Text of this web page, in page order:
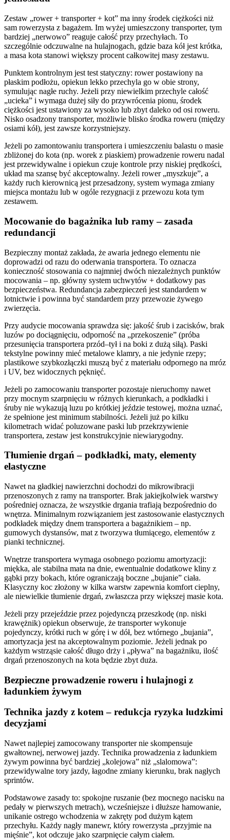
Zestaw „rower + transporter + kot” ma inny środek ciężkości niż
sam rowerzysta z bagażem. Im wyżej umieszczony transporter, tym
bardziej „nerwowo” reaguje całość przy przechyłach. To
szczególnie odczuwalne na hulajnogach, gdzie baza kół jest krótka,
a masa kota stanowi większy procent całkowitej masy zestawu.
Punktem kontrolnym jest test statyczny: rower postawiony na
płaskim podłożu, opiekun lekko przechyla go w obie strony,
symulując nagłe ruchy. Jeżeli przy niewielkim przechyle całość
„ucieka” i wymaga dużej siły do przywrócenia pionu, środek
ciężkości jest ustawiony za wysoko lub zbyt daleko od osi roweru.
Nisko osadzony transporter, możliwie blisko środka roweru (między
osiami kół), jest zawsze korzystniejszy.
Jeżeli po zamontowaniu transportera i umieszczeniu balastu o masie
zbliżonej do kota (np. worek z piaskiem) prowadzenie roweru nadal
jest przewidywalne i opiekun czuje kontrole przy niskiej prędkości,
układ ma szansę być akceptowalny. Jeżeli rower „myszkuje”, a
każdy ruch kierownicą jest przesadzony, system wymaga zmiany
miejsca montażu lub w ogóle rezygnacji z przewozu kota tym
zestawem.
Mocowanie do bagażnika lub ramy – zasada
redundancji
Bezpieczny montaż zakłada, że awaria jednego elementu nie
doprowadzi od razu do oderwania transportera. To oznacza
konieczność stosowania co najmniej dwóch niezależnych punktów
mocowania – np. główny system uchwytów + dodatkowy pas
bezpieczeństwa. Redundancja zabezpieczeń jest standardem w
lotnictwie i powinna być standardem przy przewozie żywego
zwierzęcia.
Przy audycie mocowania sprawdza się: jakość śrub i zacisków, brak
luzów po dociągnięciu, odporność na „przekoszenie” (próba
przesunięcia transportera przód–tył i na boki z dużą siłą). Paski
tekstylne powinny mieć metalowe klamry, a nie jedynie rzepy;
plastikowe szybkozłączki muszą być z materiału odpornego na mróz
i UV, bez widocznych pęknięć.
Jeżeli po zamocowaniu transporter pozostaje nieruchomy nawet
przy mocnym szarpnięciu w różnych kierunkach, a podkładki i
śruby nie wykazują luzu po krótkiej jeździe testowej, można uznać,
że spełnione jest minimum stabilności. Jeżeli już po kilku
kilometrach widać poluzowane paski lub przekrzywienie
transportera, zestaw jest konstrukcyjnie niewiarygodny.
Tłumienie drgań – podkładki, maty, elementy
elastyczne
Nawet na gładkiej nawierzchni dochodzi do mikrowibracji
przenoszonych z ramy na transporter. Brak jakiejkolwiek warstwy
pośredniej oznacza, że wszystkie drgania trafiają bezpośrednio do
wnętrza. Minimalnym rozwiązaniem jest zastosowanie elastycznych
podkładek między dnem transportera a bagażnikiem – np.
gumowych dystansów, mat z tworzywa tłumiącego, elementów z
pianki technicznej.
Wnętrze transportera wymaga osobnego poziomu amortyzacji:
miękka, ale stabilna mata na dnie, ewentualnie dodatkowe kliny z
gąbki przy bokach, które ograniczają boczne „bujanie” ciała.
Klasyczny koc złożony w kilka warstw zapewnia komfort cieplny,
ale niewielkie tłumienie drgań, zwłaszcza przy większej masie kota.
Jeżeli przy przejeździe przez pojedynczą przeszkodę (np. niski
krawężnik) opiekun obserwuje, że transporter wykonuje
pojedynczy, krótki ruch w górę i w dół, bez wtórnego „bujania”,
amortyzacja jest na akceptowalnym poziomie. Jeżeli jednak po
każdym wstrząsie całość długo drży i „pływa” na bagażniku, ilość
drgań przenoszonych na kota będzie zbyt duża.
Bezpieczne prowadzenie roweru i hulajnogi z
ładunkiem żywym
Technika jazdy z kotem – redukcja ryzyka ludzkimi
decyzjami
Nawet najlepiej zamocowany transporter nie skompensuje
gwałtownej, nerwowej jazdy. Technika prowadzenia z ładunkiem
żywym powinna być bardziej „kolejowa” niż „slalomowa”:
przewidywalne tory jazdy, łagodne zmiany kierunku, brak nagłych
sprintów.
Podstawowe zasady to: spokojne ruszanie (bez mocnego nacisku na
pedały w pierwszych metrach), wcześniejsze i dłuższe hamowanie,
unikanie ostrego wchodzenia w zakręty pod dużym kątem
przechyłu. Każdy nagły manewr, który rowerzysta „przyjmie na
mięśnie”, kot odczuje jako szarpnięcie całym ciałem.